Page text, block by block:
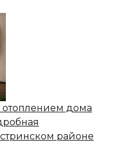
отоплением дома
районе